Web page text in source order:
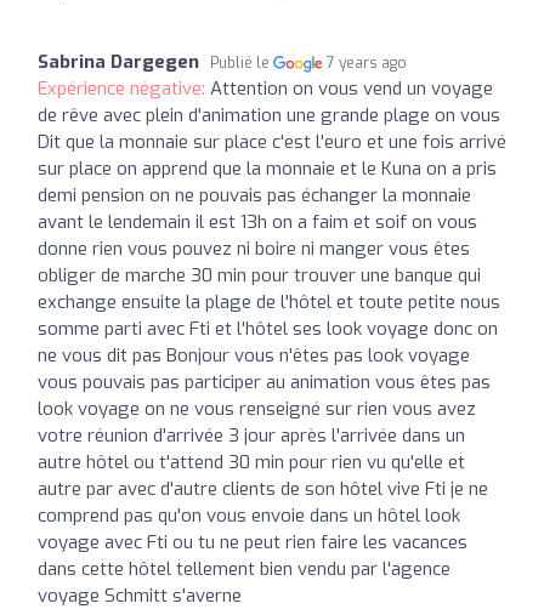
Sabrina Dargegen Publié le 7 years ago
Expérience négative: Attention on vous vend un voyage
de rêve avec plein d'animation une grande plage on vous
Dit que la monnaie sur place c'est l'euro et une fois arrivé
sur place on apprend que la monnaie et le Kuna on a pris
demi pension on ne pouvais pas échanger la monnaie
avant le lendemain il est 13h on a faim et soif on vous
donne rien vous pouvez ni boire ni manger vous êtes
obliger de marche 30 min pour trouver une banque qui
exchange ensuite la plage de l'hôtel et toute petite nous
somme parti avec Fti et l'hôtel ses look voyage donc on
ne vous dit pas Bonjour vous n'êtes pas look voyage
vous pouvais pas participer au animation vous êtes pas
look voyage on ne vous renseigné sur rien vous avez
votre réunion d'arrivée 3 jour après l'arrivée dans un
autre hôtel ou t'attend 30 min pour rien vu qu'elle et
autre par avec d'autre clients de son hôtel vive Fti je ne
comprend pas qu'on vous envoie dans un hôtel look
voyage avec Fti ou tu ne peut rien faire les vacances
dans cette hôtel tellement bien vendu par l'agence
voyage Schmitt s'averne